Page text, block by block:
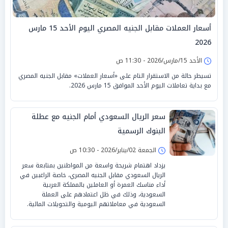
أسعار العملات مقابل الجنيه المصري اليوم الأحد 15 مارس
2026
الأحد 15/مارس/2026 - 11:30 ص
تسيطر حالة من الاستقرار التام على «أسعار العملات» مقابل الجنيه المصري
مع بداية تعاملات اليوم الأحد الموافق 15 مارس 2026.
سعر الريال السعودي أمام الجنيه مع عطلة
البنوك الرسمية
الجمعة 02/يناير/2026 - 10:30 ص
يزداد اهتمام شريحة واسعة من المواطنين بمتابعة سعر
الريال السعودي مقابل الجنيه المصري، خاصة الراغبين في
أداء مناسك العمرة أو العاملين بالمملكة العربية
السعودية، وذلك في ظل اعتمادهم على العملة
السعودية في معاملاتهم اليومية والتحويلات المالية.